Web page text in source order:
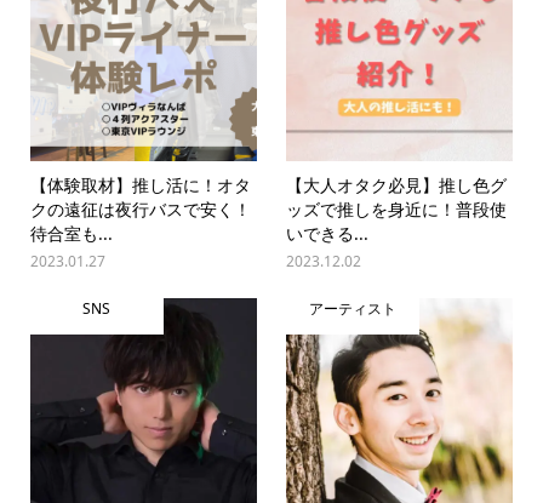
【体験取材】推し活に！オタ
クの遠征は夜行バスで安く！
待合室も...
2023.01.27
【大人オタク必見】推し色グ
ッズで推しを身近に！普段使
いできる...
2023.12.02
SNS アーティスト